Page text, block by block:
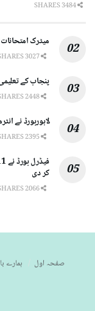
میٹرک امتحانات 2024 ، پنجاب بورڈزکے نتائج کا اعلان، رزلٹ گزٹ
پنجاب کے تعلیمی بورڈز نے 9 ویں
لاہوربورڈ نے انٹرمیڈیٹ
کر دی
صفحہ اول ہمارے